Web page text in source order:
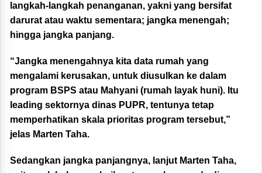
langkah-langkah penanganan, yakni yang bersifat
darurat atau waktu sementara; jangka menengah;
hingga jangka panjang.
“Jangka menengahnya kita data rumah yang
mengalami kerusakan, untuk diusulkan ke dalam
program BSPS atau Mahyani (rumah layak huni). Itu
leading sektornya dinas PUPR, tentunya tetap
memperhatikan skala prioritas program tersebut,”
jelas Marten Taha.
Sedangkan jangka panjangnya, lanjut Marten Taha,